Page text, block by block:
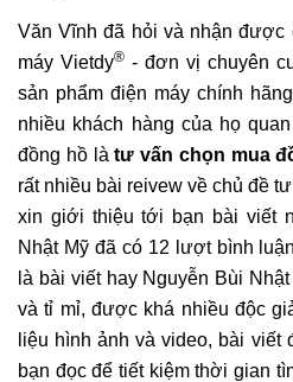
Văn Vĩnh đã hỏi và nhận
máy Vietdy® - đơn vị chuyên
sản phẩm điện máy chính
nhiều khách hàng của họ
đồng hồ làtư vấn chọn mua
rất nhiều bài reivew về chủ đề
xin giới thiệu tới bạn bài viết
Nhật Mỹ đã có 12 lượt bình
là bài viết hay Nguyễn Bùi
và tỉ mỉ, được khá nhiều độc
liệu hình ảnh và video, bài viết
bạn đọc để tiết kiệm thời gian